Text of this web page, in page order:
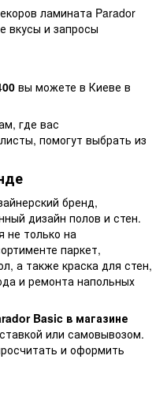
ламината Parador
вкусы и запросы
00 вы можете в Киеве в
где вас
помогут выбрать из
бренд,
дизайн полов и стен.
не только на
паркет,
а также краска для стен,
и ремонта напольных
Basic в магазине
или самовывозом.
и оформить